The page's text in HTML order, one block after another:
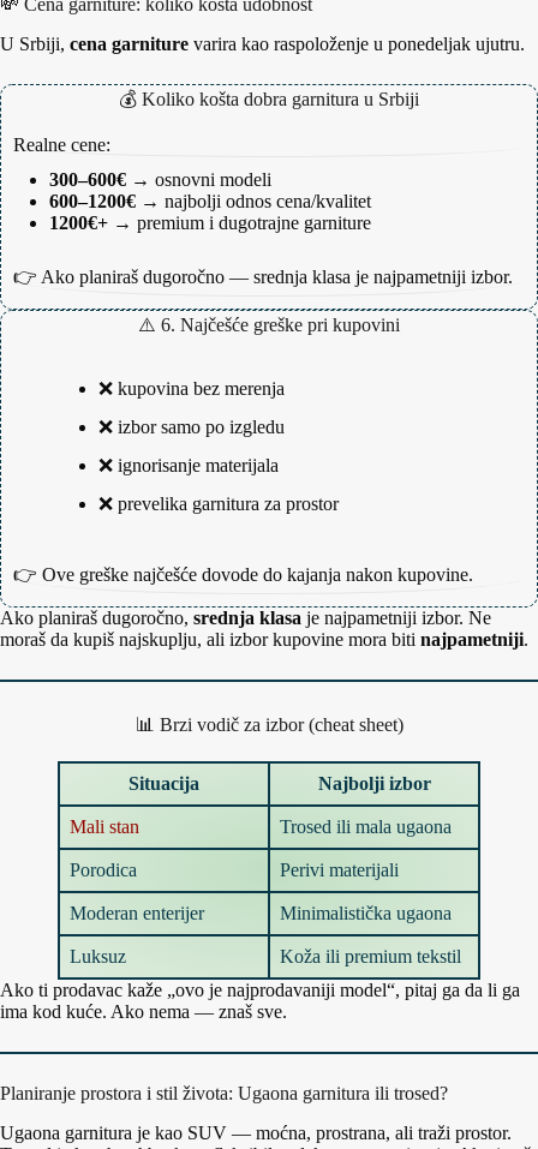
U Srbiji, cena garniture varira kao raspoloženje u ponedeljak ujutru.
💰 Koliko košta dobra garnitura u Srbiji
Realne cene:
300–600€ → osnovni modeli
600–1200€ → najbolji odnos cena/kvalitet
1200€+ → premium i dugotrajne garniture
👉 Ako planiraš dugoročno — srednja klasa je najpametniji izbor.
⚠️ 6. Najčešće greške pri kupovini
❌ kupovina bez merenja
❌ izbor samo po izgledu
❌ ignorisanje materijala
❌ prevelika garnitura za prostor
👉 Ove greške najčešće dovode do kajanja nakon kupovine.
Ako planiraš dugoročno, srednja klasa je najpametniji izbor. Ne
moraš da kupiš najskuplju, ali izbor kupovine mora biti najpametniji.
📊 Brzi vodič za izbor (cheat sheet)
Situacija Najbolji izbor
Mali stan Trosed ili mala ugaona
Porodica Perivi materijali
Moderan enterijer Minimalistička ugaona
Luksuz
Koža ili premium tekstil
Ako ti prodavac kaže „ovo je najprodavaniji model“, pitaj ga da li ga
ima kod kuće. Ako nema — znaš sve.
Planiranje prostora i stil života: Ugaona garnitura ili trosed?
Ugaona garnitura je kao SUV — moćna, prostrana, ali traži prostor.